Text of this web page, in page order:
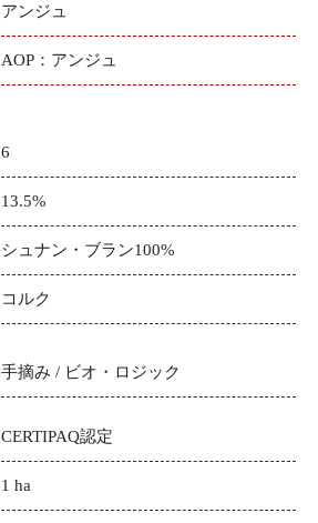
アンジュ
AOP：アンジュ
6
13.5%
シュナン・ブラン100%
コルク
手摘み / ビオ・ロジック
CERTIPAQ認定
1 ha